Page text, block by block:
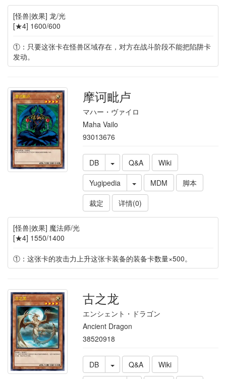
[怪兽|效果] 龙/光
[★4] 1600/600
①：只要这张卡在怪兽区域存在，对方在战斗阶段不能把陷阱卡
发动。
摩诃毗卢
マハー・ヴァイロ
Maha Vailo
93013676
DB Q&A
Wiki
Yugipedia
MDM
脚本
裁定
详情(0)
[怪兽|效果] 魔法师/光
[★4] 1550/1400
①：这张卡的攻击力上升这张卡装备的装备卡数量×500。
古之龙
エンシェント・ドラゴン
Ancient Dragon
38520918
DB Q&A
Wiki